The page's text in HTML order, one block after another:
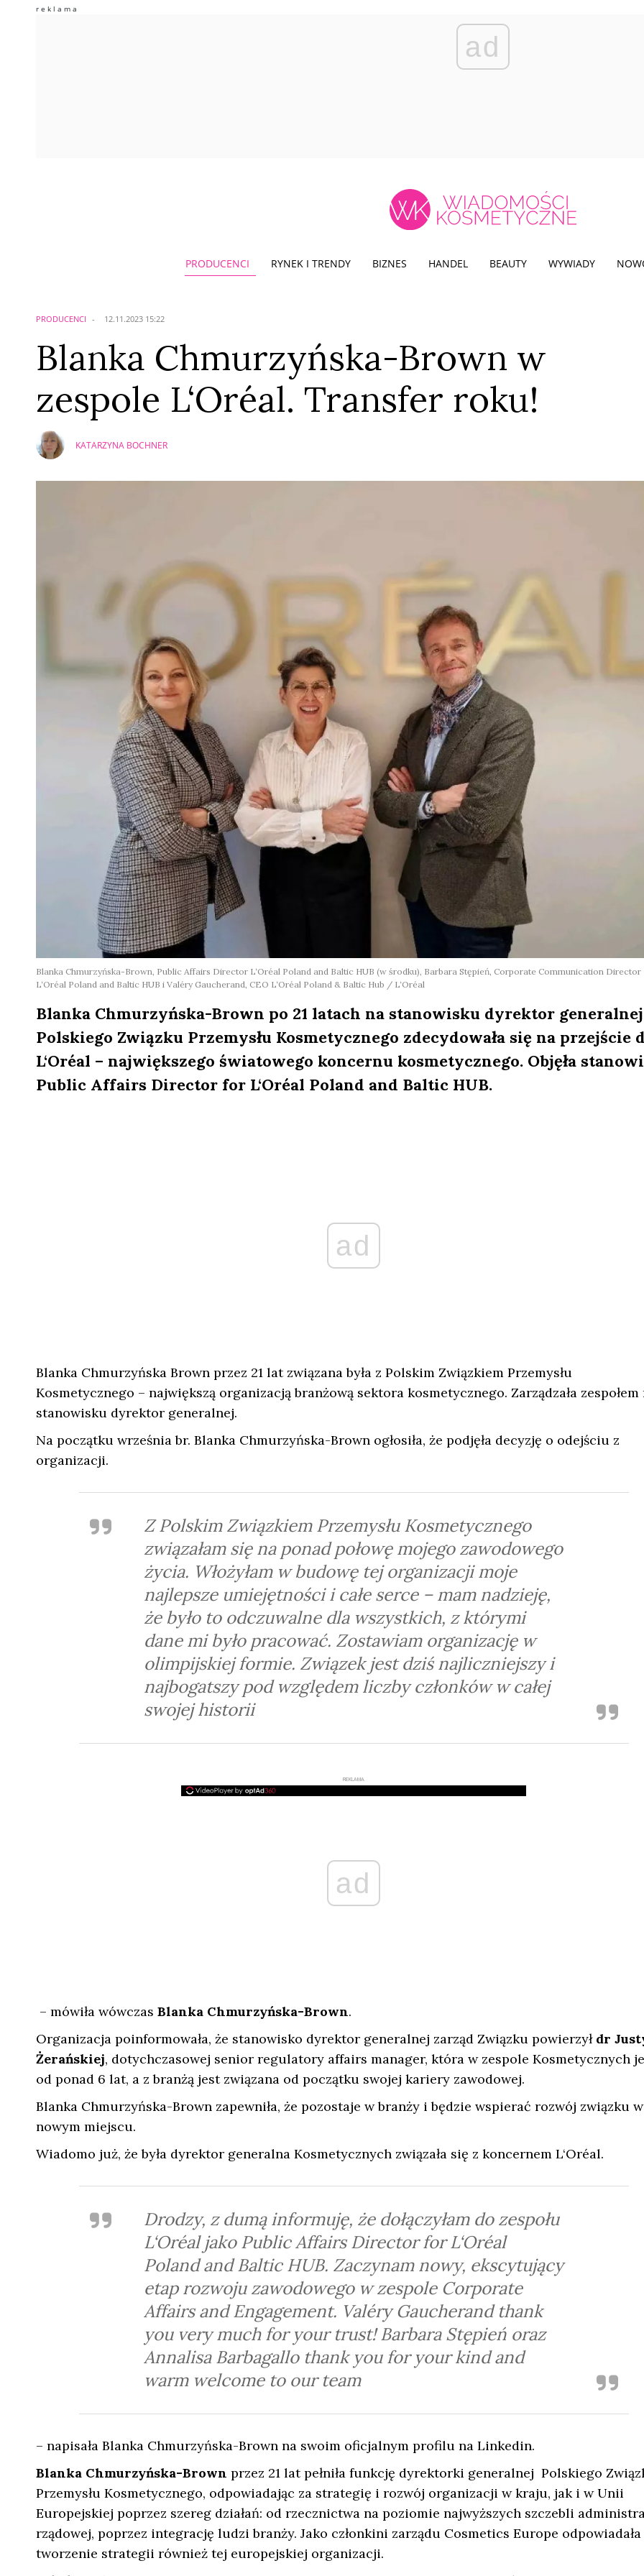
ad
PRODUCENCI RYNEK I TRENDY BIZNES HANDEL BEAUTY WYWIADY
PRODUCENCI 12.11.2023 15:22
Blanka Chmurzyńska-Brown w
zespole L‘Oréal. Transfer roku!
KATARZYNA BOCHNER
Blanka Chmurzyńska-Brown, Public Affairs Director L‘Oréal Poland and Baltic HUB (w środku), Barbara Stępień, Corporate Communication Director
L‘Oréal Poland and Baltic HUB i Valéry Gaucherand, CEO L‘Oréal Poland & Baltic Hub / L‘Oréal
Blanka Chmurzyńska-Brown po 21 latach na stanowisku dyrektor generalnej
Polskiego Związku Przemysłu Kosmetycznego zdecydowała się na przejście
L‘Oréal – największego światowego koncernu kosmetycznego. Objęła
Public Affairs Director for L‘Oréal Poland and Baltic HUB.
ad
Blanka Chmurzyńska Brown przez 21 lat związana była z Polskim Związkiem Przemysłu
Kosmetycznego – największą organizacją branżową sektora kosmetycznego. Zarządzała zespołem
stanowisku dyrektor generalnej.
Na początku września br. Blanka Chmurzyńska-Brown ogłosiła, że podjęła decyzję o odejściu z
organizacji.
Z Polskim Związkiem Przemysłu Kosmetycznego
związałam się na ponad połowę mojego zawodowego
życia. Włożyłam w budowę tej organizacji moje
najlepsze umiejętności i całe serce – mam nadzieję,
że było to odczuwalne dla wszystkich, z którymi
dane mi było pracować. Zostawiam organizację w
olimpijskiej formie. Związek jest dziś najliczniejszy i
najbogatszy pod względem liczby członków w całej
swojej historii
REKLAMA
ad
– mówiła wówczas Blanka Chmurzyńska-Brown.
Organizacja poinformowała, że stanowisko dyrektor generalnej zarząd Związku powierzył dr
Żerańskiej, dotychczasowej senior regulatory affairs manager, która w zespole Kosmetycznych
od ponad 6 lat, a z branżą jest związana od początku swojej kariery zawodowej.
Blanka Chmurzyńska-Brown zapewniła, że pozostaje w branży i będzie wspierać rozwój związku w
nowym miejscu.
Wiadomo już, że była dyrektor generalna Kosmetycznych związała się z koncernem L‘Oréal.
Drodzy, z dumą informuję, że dołączyłam do zespołu
L‘Oréal jako Public Affairs Director for L‘Oréal
Poland and Baltic HUB. Zaczynam nowy, ekscytujący
etap rozwoju zawodowego w zespole Corporate
Affairs and Engagement. Valéry Gaucherand thank
you very much for your trust! Barbara Stępień oraz
Annalisa Barbagallo thank you for your kind and
warm welcome to our team
– napisała Blanka Chmurzyńska-Brown na swoim oficjalnym profilu na Linkedin.
Blanka Chmurzyńska-Brown przez 21 lat pełniła funkcję dyrektorki generalnej Polskiego
Przemysłu Kosmetycznego, odpowiadając za strategię i rozwój organizacji w kraju, jak i w Unii
Europejskiej poprzez szereg działań: od rzecznictwa na poziomie najwyższych szczebli
rządowej, poprzez integrację ludzi branży. Jako członkini zarządu Cosmetics Europe odpowiadała
tworzenie strategii również tej europejskiej organizacji.